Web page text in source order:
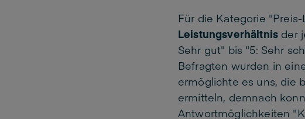
Für die Kategorie
Leistungsverhältnis der
Sehr gut" bis "5: Sehr
Befragten wurden in
ermöglichte es uns, die
ermitteln, demnach
Antwortmöglichkeiten